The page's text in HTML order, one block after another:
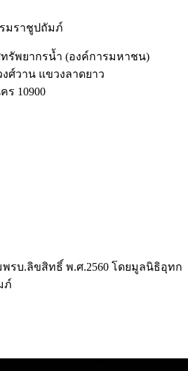
มราชูปถัมภ์
รัพยากรน้ำ (องค์การมหาชน)
ศ์วาน แขวงลาดยาว
ร 10900
รบ.ลิขสิทธิ์ พ.ศ.2560 โดยมูลนิธิอุทก
ภ์